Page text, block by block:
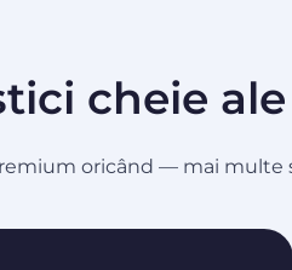
cheie
oricând — mai multe